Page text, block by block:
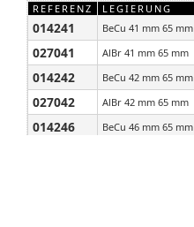
REFERENZ LEGIERUNG
014241 BeCu 41 mm 65 mm
027041 AlBr 41 mm 65 mm
014242 BeCu 42 mm 65 mm
027042 AlBr 42 mm 65 mm
014246 BeCu 46 mm 65 mm